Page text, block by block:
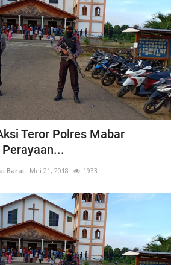
Teror Polres Mabar
Barat Mei 21, 2018 1933